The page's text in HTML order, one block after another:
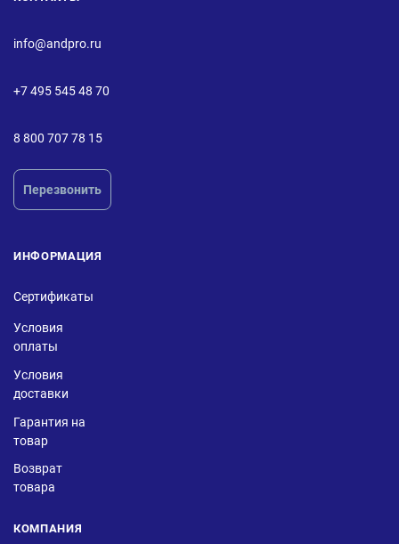
info@andpro.ru
+7 495 545 48 70
8 800 707 78 15
Перезвонить
ИНФОРМАЦИЯ
Сертификаты
Условия
оплаты
Условия
доставки
Гарантия на
товар
Возврат
товара
КОМПАНИЯ